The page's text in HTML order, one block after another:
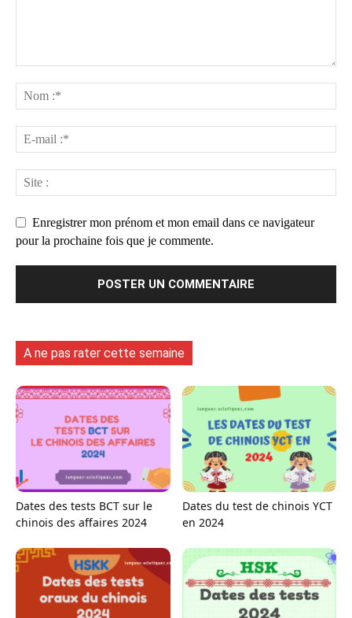
Enregistrer mon prénom et mon email dans ce navigateur
pour la prochaine fois que je commente.
A ne pas rater cette semaine
Dates des tests BCT sur le
chinois des affaires 2024
Dates du test de chinois YCT
en 2024